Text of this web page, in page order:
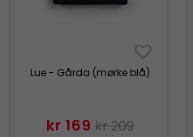
Lue - Gårda (mørke blå)
kr 169 kr 209